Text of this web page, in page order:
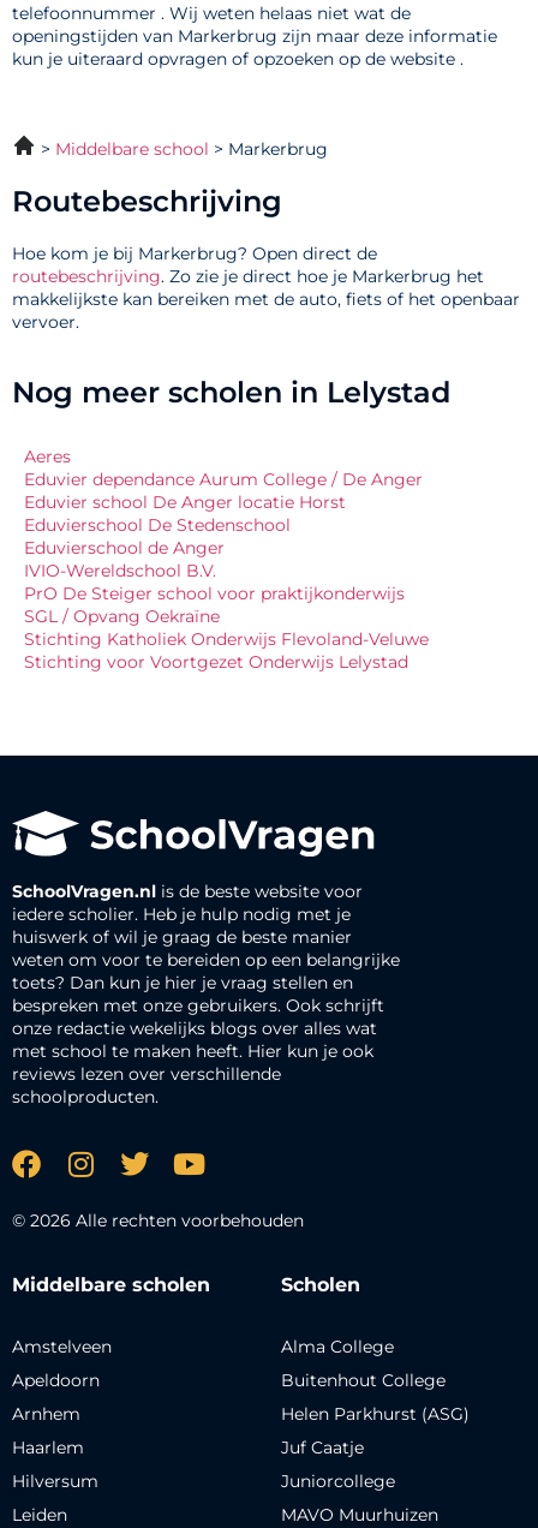
telefoonnummer . Wij weten helaas niet wat de
openingstijden van Markerbrug zijn maar deze informatie
kun je uiteraard opvragen of opzoeken op de website .
Middelbare school Markerbrug
Routebeschrijving
Hoe kom je bij Markerbrug? Open direct de
routebeschrijving. Zo zie je direct hoe je Markerbrug het
makkelijkste kan bereiken met de auto, fiets of het openbaar
vervoer.
Nog meer scholen in Lelystad
Aeres
Eduvier dependance Aurum College / De Anger
Eduvier school De Anger locatie Horst
Eduvierschool De Stedenschool
Eduvierschool de Anger
IVIO-Wereldschool B.V.
PrO De Steiger school voor praktijkonderwijs
SGL / Opvang Oekraïne
Stichting Katholiek Onderwijs Flevoland-Veluwe
Stichting voor Voortgezet Onderwijs Lelystad
SchoolVragen.nl is de beste website voor
iedere scholier. Heb je hulp nodig met je
huiswerk of wil je graag de beste manier
weten om voor te bereiden op een belangrijke
toets? Dan kun je hier je vraag stellen en
bespreken met onze gebruikers. Ook schrijft
onze redactie wekelijks blogs over alles wat
met school te maken heeft. Hier kun je ook
reviews lezen over verschillende
schoolproducten.
© 2026 Alle rechten voorbehouden
Middelbare scholen
Amstelveen
Apeldoorn
Arnhem
Haarlem
Hilversum
Leiden
Scholen
Alma College
Buitenhout College
Helen Parkhurst (ASG)
Juf Caatje
Juniorcollege
MAVO Muurhuizen